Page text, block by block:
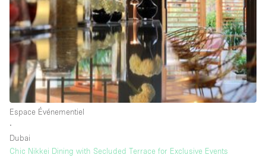
Restaurant / Bar / Café
Rooftop
Salle
Salle de Conférence
Salle de Réunion
Salon / Festival
Studio Photo / Tournage
Espace Événementiel
∙
Dubai
Chic Nikkei Dining with Secluded Terrace for Exclusive Events